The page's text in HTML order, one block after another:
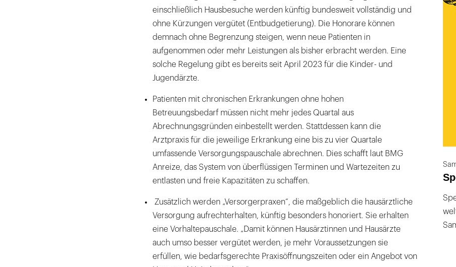
einschließlich Hausbesuche werden künftig bundesweit vollständig und
ohne Kürzungen vergütet (Entbudgetierung). Die Honorare können
demnach ohne Begrenzung steigen, wenn neue Patienten in
aufgenommen oder mehr Leistungen als bisher erbracht werden. Eine
solche Regelung gibt es bereits seit April 2023 für die Kinder- und
Jugendärzte.
Patienten mit chronischen Erkrankungen ohne hohen
Betreuungsbedarf müssen nicht mehr jedes Quartal aus
Abrechnungsgründen einbestellt werden. Stattdessen kann die
Arztpraxis für die jeweilige Erkrankung eine bis zu vier Quartale
umfassende Versorgungspauschale abrechnen. Dies schafft laut BMG
Anreize, das System von überflüssigen Terminen und Wartezeiten zu
entlasten und freie Kapazitäten zu schaffen.
Zusätzlich werden „Versorgerpraxen“, die maßgeblich die hausärztliche
Versorgung aufrechterhalten, künftig besonders honoriert. Sie erhalten
eine Vorhaltepauschale. „Damit können Hausärztinnen und Hausärzte
auch umso besser vergütet werden, je mehr Voraussetzungen sie
erfüllen, wie bedarfsgerechte Praxisöffnungszeiten oder ein Angebot von